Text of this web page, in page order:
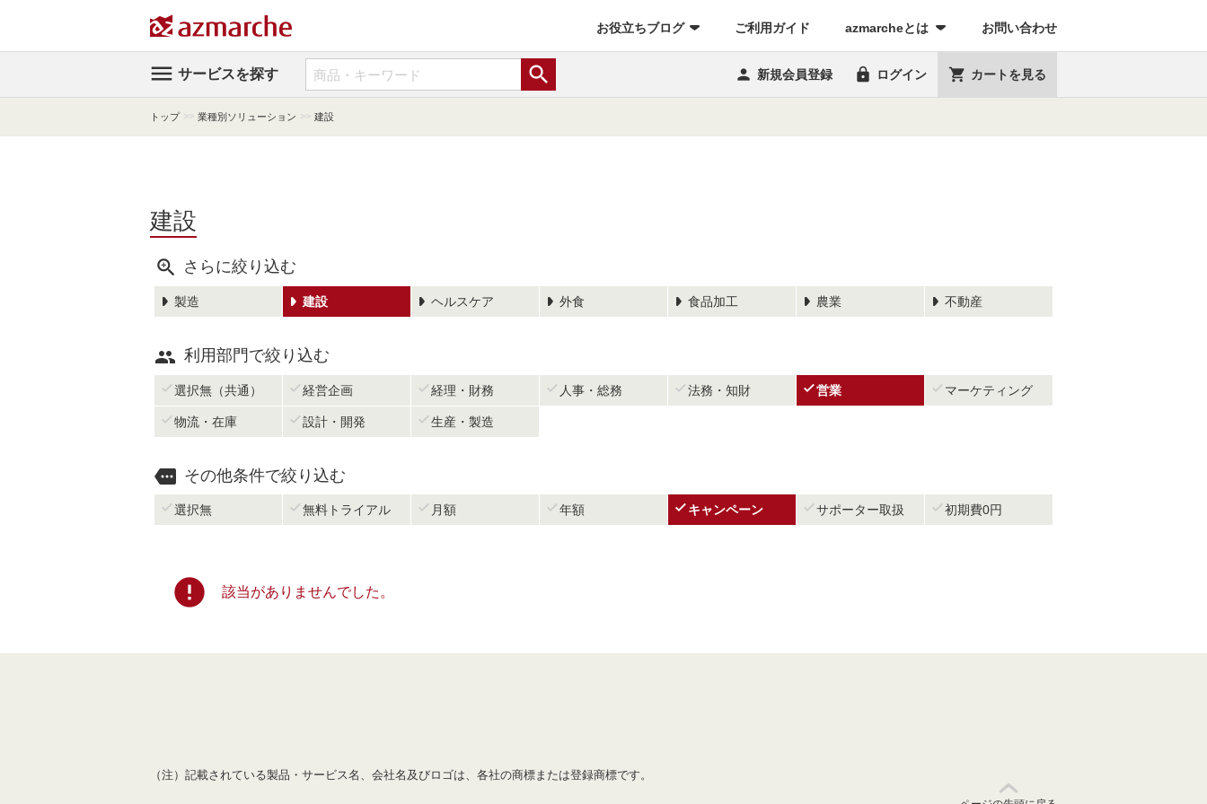
お役立ちブログ ご利用ガイド (current)azmarcheとは お問い合わせ
 サービスを探す   新規会員登録  ログイン  カートを見る
トップ >> 業種別ソリューション >> 建設
建設
 さらに絞り込む
製造 建設 ヘルスケア 外食 食品加工 農業 不動産
 利用部門で絞り込む
 選択無（共通）  経営企画  経理・財務  人事・総務  法務・知財 営業  マーケティング
 物流・在庫  設計・開発  生産・製造
 その他条件で絞り込む
 選択無  無料トライアル  月額  年額  キャンペーン  サポーター取扱  初期費0円
error 該当がありませんでした。
（注）記載されている製品・サービス名、会社名及びロゴは、各社の商標または登録商標です。